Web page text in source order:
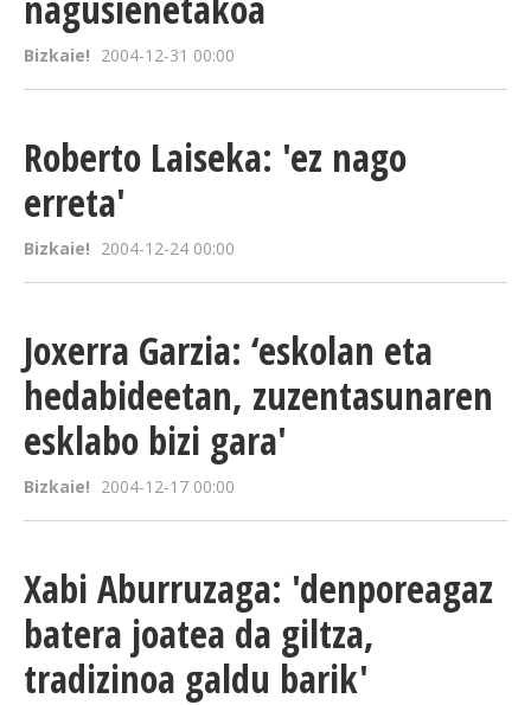
BEREZIAK
... AUKERA GEHIAGO
Bizkaie! 2004-12-31 00:00
Roberto Laiseka: 'ez nago
erreta'
Bizkaie! 2004-12-24 00:00
Joxerra Garzia: ‘eskolan eta
hedabideetan, zuzentasunaren
esklabo bizi gara'
Bizkaie! 2004-12-17 00:00
Xabi Aburruzaga: 'denporeagaz
batera joatea da giltza,
tradizinoa galdu barik'